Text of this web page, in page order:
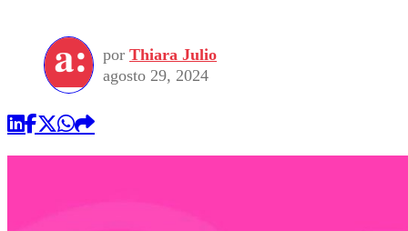
por Thiara Julio
agosto 29, 2024